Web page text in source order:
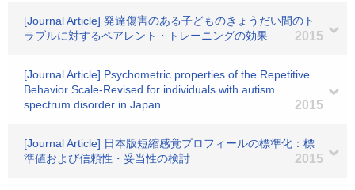
[Journal Article] 発達傷害のある子どものきょうだい間のト
ラブルに対するペアレント・トレーニングの効果
2015
[Journal Article] Psychometric properties of the Repetitive
Behavior Scale-Revised for individuals with autism
spectrum disorder in Japan
2015
[Journal Article] 日本版短縮感覚プロフィールの標準化：標
準値および信頼性・妥当性の検討
2015